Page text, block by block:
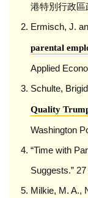
港特別行政區
Ermisch, J.
parental
Applied
Schulte,
Quality
Washington
“Time with
Suggests.”
Milkie, M. A.,